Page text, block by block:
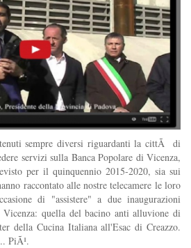
sempre diversi riguardanti la cittÃ di
servizi sulla Banca Popolare di Vicenza,
per il quinquennio 2015-2020, sia sui
raccontato alle nostre telecamere le loro
di "assistere" a due inaugurazioni
quella del bacino anti alluvione di
della Cucina Italiana all'Esac di Creazzo.
PiÃ¹.